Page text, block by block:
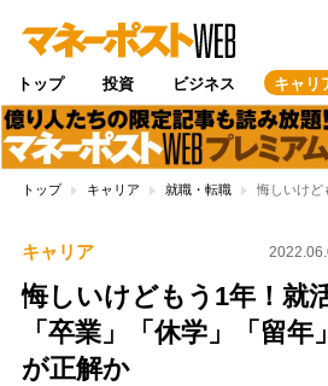
トップ 投資 ビジネス キャリ
トップ キャリア 就職・転職 悔しいけど
キャリア
悔しいけどもう1年！就
「卒業」「休学」「留
が正解か